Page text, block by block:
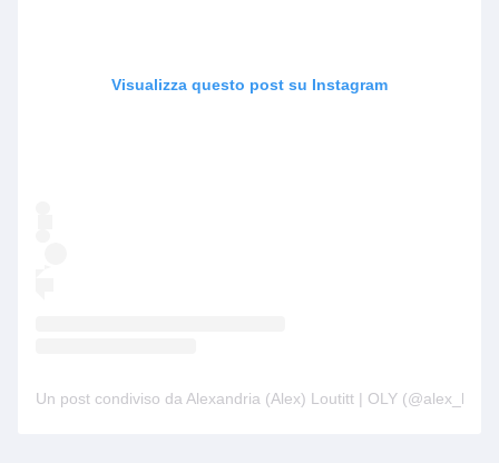
Visualizza questo post su Instagram
Un post condiviso da Alexandria (Alex) Loutitt | OLY